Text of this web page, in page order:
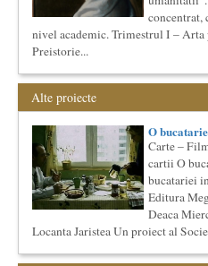
market...
Cursul de Muzica universala
Societatea Muzicala organizeaza un
N...
Cursul de Muzica universala
muzicala de nivel academic, in
Natio...
Imaginary Beyond Reality
Expozitie de arta fotografica
Expozitie de arta fotografica
Spatiu: neoBhoema Art & Social
...
concentrat,
nivel academic. Trimestrul I –
Preistorie...
Alte proiecte
O
Carte –
cartii O
bucatariei
Editura
Deaca
Locanta Jaristea Un proiect al